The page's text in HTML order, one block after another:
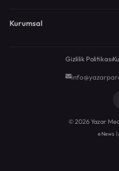
Kurumsal
Gizlilik Politikası
© 2026 Yazar
eNews |